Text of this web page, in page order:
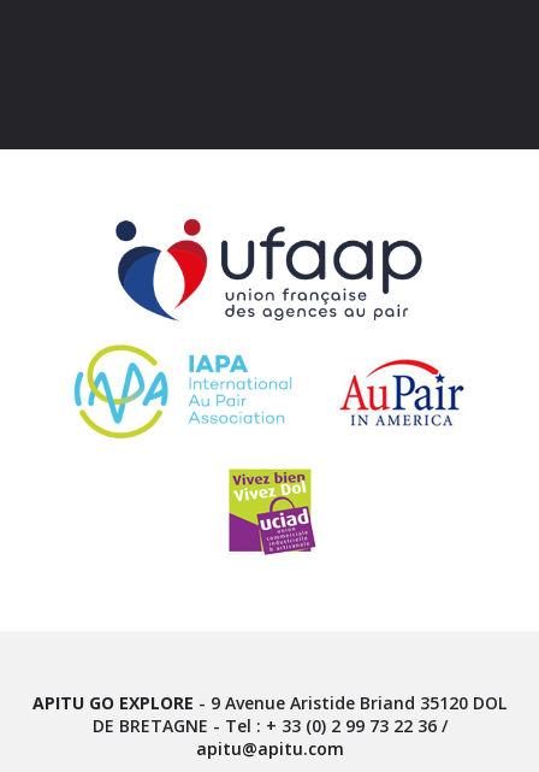
APITU GO EXPLORE - 9 Avenue Aristide Briand 35120 DOL
DE BRETAGNE - Tel : + 33 (0) 2 99 73 22 36/
apitu@apitu.com